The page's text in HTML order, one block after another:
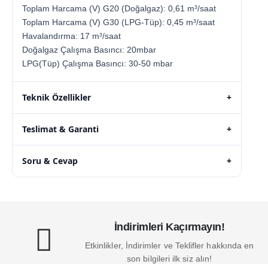
Toplam Harcama (V) G20 (Doğalgaz): 0,61 m³/saat
Toplam Harcama (V) G30 (LPG-Tüp): 0,45 m³/saat
Havalandırma: 17 m³/saat
Doğalgaz Çalışma Basıncı: 20mbar
LPG(Tüp) Çalışma Basıncı: 30-50 mbar
Teknik Özellikler +
Teslimat & Garanti +
Soru & Cevap +
İndirimleri Kaçırmayın!
Etkinlikler, İndirimler ve Teklifler hakkında en
son bilgileri ilk siz alın!